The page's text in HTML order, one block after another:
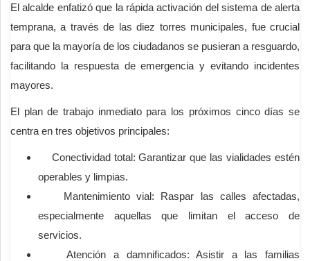
El alcalde enfatizó que la rápida activación del sistema de alerta
temprana, a través de las diez torres municipales, fue crucial
para que la mayoría de los ciudadanos se pusieran a resguardo,
facilitando la respuesta de emergencia y evitando incidentes
mayores.
El plan de trabajo inmediato para los próximos cinco días se
centra en tres objetivos principales:
Conectividad total: Garantizar que las vialidades estén
operables y limpias.
Mantenimiento vial: Raspar las calles afectadas,
especialmente aquellas que limitan el acceso de
servicios.
Atención a damnificados: Asistir a las familias